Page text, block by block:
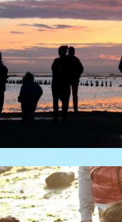
©Foto af Tandrup Naturfilm